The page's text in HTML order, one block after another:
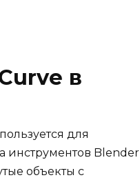
в
для
инструментов Blender
объекты с